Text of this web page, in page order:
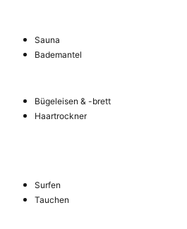
Sauna
Bademantel
Bügeleisen & -brett
Haartrockner
Surfen
Tauchen